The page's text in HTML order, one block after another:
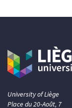
University of Liège
Place du 20-Août, 7